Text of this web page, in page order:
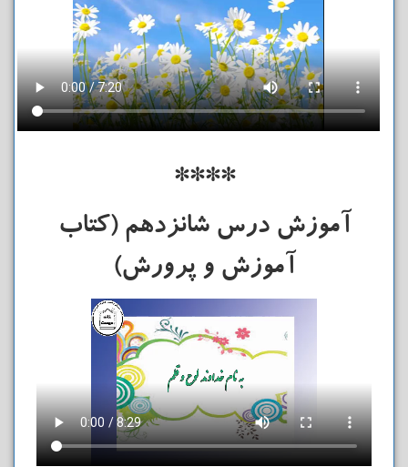
****
آموزش درس شانزدهم (کتاب
آموزش و پرورش)